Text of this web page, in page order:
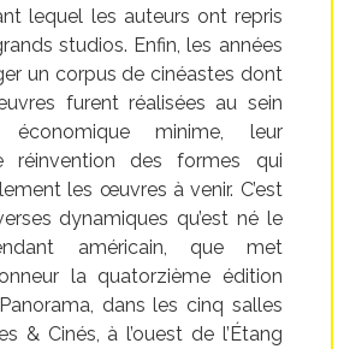
lequel les auteurs ont repris
studios. Enfin, les années
un corpus de cinéastes dont
furent réalisées au sein
économique minime, leur
réinvention des formes qui
les œuvres à venir. C’est
dynamiques qu’est né le
américain, que met
la quatorzième édition
dans les cinq salles
& Cinés, à l’ouest de l’Étang